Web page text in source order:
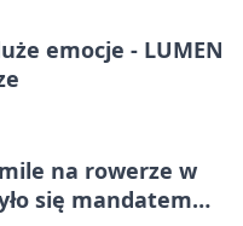
emocje - LUMEN
na rowerze w
się mandatem